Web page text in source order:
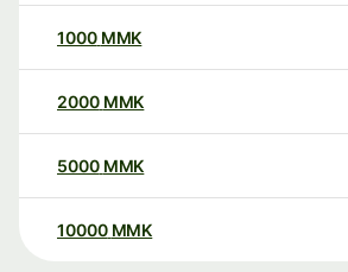
1000 MMK
2000 MMK
5000 MMK
10000 MMK